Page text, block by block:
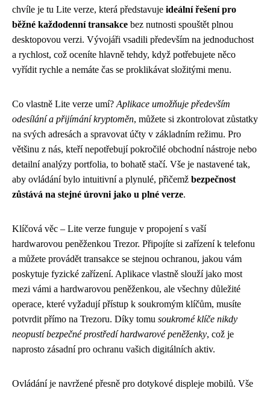
chvíle je tu Lite verze, která představuje ideální řešení pro
běžné každodenní transakce bez nutnosti spouštět plnou
desktopovou verzi. Vývojáři vsadili především na jednoduchost
a rychlost, což oceníte hlavně tehdy, když potřebujete něco
vyřídit rychle a nemáte čas se proklikávat složitými menu.
Co vlastně Lite verze umí? Aplikace umožňuje především
odesílání a přijímání kryptoměn, můžete si zkontrolovat zůstatky
na svých adresách a spravovat účty v základním režimu. Pro
většinu z nás, kteří nepotřebují pokročilé obchodní nástroje nebo
detailní analýzy portfolia, to bohatě stačí. Vše je nastavené tak,
aby ovládání bylo intuitivní a plynulé, přičemž bezpečnost
zůstává na stejné úrovni jako u plné verze.
Klíčová věc – Lite verze funguje v propojení s vaší
hardwarovou peněženkou Trezor. Připojíte si zařízení k telefonu
a můžete provádět transakce se stejnou ochranou, jakou vám
poskytuje fyzické zařízení. Aplikace vlastně slouží jako most
mezi vámi a hardwarovou peněženkou, ale všechny důležité
operace, které vyžadují přístup k soukromým klíčům, musíte
potvrdit přímo na Trezoru. Díky tomu soukromé klíče nikdy
neopustí bezpečné prostředí hardwarové peněženky, což je
naprosto zásadní pro ochranu vašich digitálních aktiv.
Ovládání je navržené přesně pro dotykové displeje mobilů. Vše